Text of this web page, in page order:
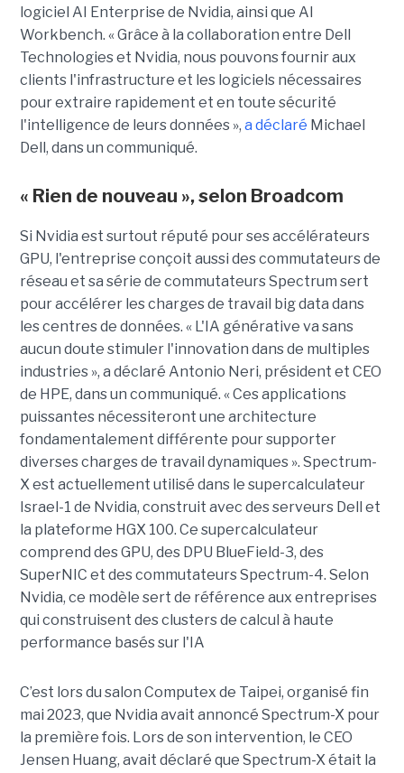
logiciel AI Enterprise de Nvidia, ainsi que AI
Workbench. « Grâce à la collaboration entre Dell
Technologies et Nvidia, nous pouvons fournir aux
clients l'infrastructure et les logiciels nécessaires
pour extraire rapidement et en toute sécurité
l'intelligence de leurs données », a déclaré Michael
Dell, dans un communiqué.
« Rien de nouveau », selon Broadcom
Si Nvidia est surtout réputé pour ses accélérateurs
GPU, l'entreprise conçoit aussi des commutateurs de
réseau et sa série de commutateurs Spectrum sert
pour accélérer les charges de travail big data dans
les centres de données. « L'IA générative va sans
aucun doute stimuler l'innovation dans de multiples
industries », a déclaré Antonio Neri, président et CEO
de HPE, dans un communiqué. « Ces applications
puissantes nécessiteront une architecture
fondamentalement différente pour supporter
diverses charges de travail dynamiques ». Spectrum-
X est actuellement utilisé dans le supercalculateur
Israel-1 de Nvidia, construit avec des serveurs Dell et
la plateforme HGX 100. Ce supercalculateur
comprend des GPU, des DPU BlueField-3, des
SuperNIC et des commutateurs Spectrum-4. Selon
Nvidia, ce modèle sert de référence aux entreprises
qui construisent des clusters de calcul à haute
performance basés sur l'IA
C’est lors du salon Computex de Taipei, organisé fin
mai 2023, que Nvidia avait annoncé Spectrum-X pour
la première fois. Lors de son intervention, le CEO
Jensen Huang, avait déclaré que Spectrum-X était la